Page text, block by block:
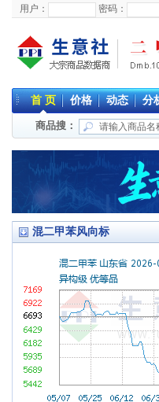
用户： 密码：
首 页 价格 动态 分
商品搜：
混二甲苯风向标